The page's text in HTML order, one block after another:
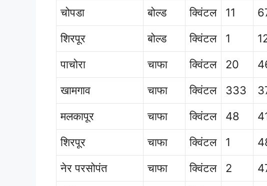
चोपडा
बोल्ड क्विंटल 11
शिरपूर
बोल्ड क्विंटल 1
पाचोरा
चाफा क्विंटल 20
खामगाव
चाफा क्विंटल 333
मलकापूर
चाफा क्विंटल 48
शिरपूर
चाफा क्विंटल 1
नेर परसोपंत
चाफा क्विंटल 2